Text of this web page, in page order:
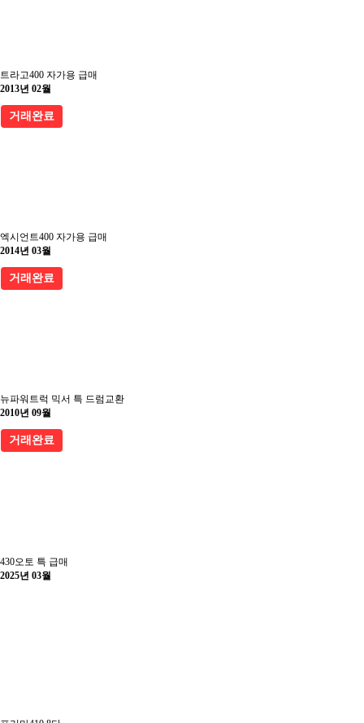
트라고400 자가용 급매
2013년 02월
거래완료
엑시언트400 자가용 급매
2014년 03월
거래완료
뉴파워트럭 믹서 특 드럼교환
2010년 09월
거래완료
430오토 특 급매
2025년 03월